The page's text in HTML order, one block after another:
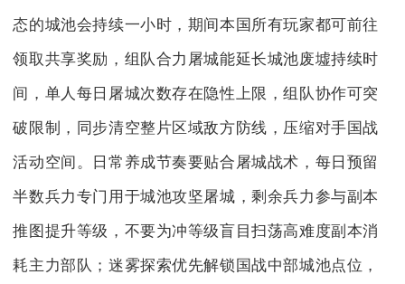
态的城池会持续一小时，期间本国所有玩家都可前往
领取共享奖励，组队合力屠城能延长城池废墟持续时
间，单人每日屠城次数存在隐性上限，组队协作可突
破限制，同步清空整片区域敌方防线，压缩对手国战
活动空间。日常养成节奏要贴合屠城战术，每日预留
半数兵力专门用于城池攻坚屠城，剩余兵力参与副本
推图提升等级，不要为冲等级盲目扫荡高难度副本消
耗主力部队；迷雾探索优先解锁国战中部城池点位，